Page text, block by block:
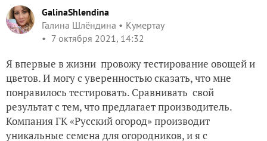
GalinaShlendina
Галина Шлёндина
Кумертау
7 октября 2021, 14:32
Я впервые в жизни провожу тестирование овощей и
цветов. И могу с уверенностью сказать, что мне
понравилось тестировать. Сравнивать свой
результат с тем, что предлагает производитель.
Компания ГК «Русский огород» производит
уникальные семена для огородников, и я с